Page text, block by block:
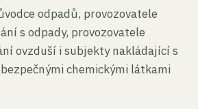
odpadů, provozovatele
s odpady, provozovatele
ovzduší i subjekty nakládající s
chemickými látkami